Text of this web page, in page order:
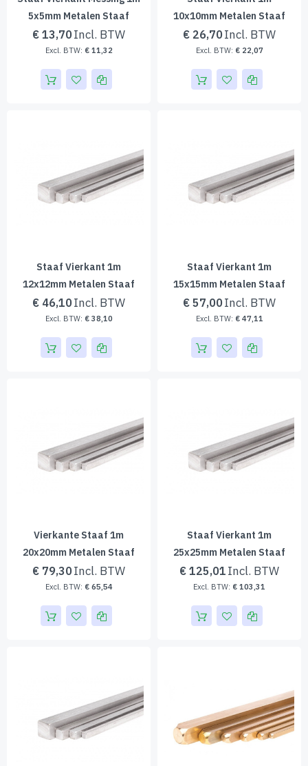
5x5mm Metalen Staaf
€ 13,70
€ 11,32
10x10mm Metalen Staaf
€ 26,70
€ 22,07
Staaf Vierkant 1m
12x12mm Metalen Staaf
€ 46,10
€ 38,10
Staaf Vierkant 1m
15x15mm Metalen Staaf
€ 57,00
€ 47,11
Vierkante Staaf 1m
20x20mm Metalen Staaf
€ 79,30
€ 65,54
Staaf Vierkant 1m
25x25mm Metalen Staaf
€ 125,01
€ 103,31